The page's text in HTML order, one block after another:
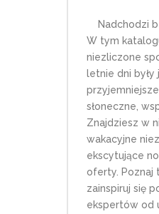
Nadchodzi
W tym
niezliczone
letnie dni były
słoneczne,
Znajdziesz w
wakacyjne
ekscytujące
oferty. Poznaj
zainspiruj się
ekspertów od